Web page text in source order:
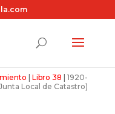
|Libro 38 |1920-
Local de Catastro)